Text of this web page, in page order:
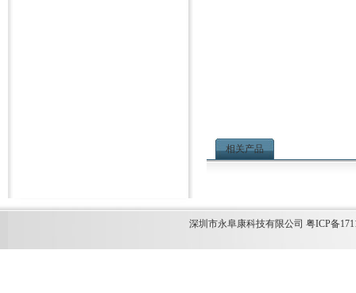
相关产品
深圳市永阜康科技有限公司 粤ICP备